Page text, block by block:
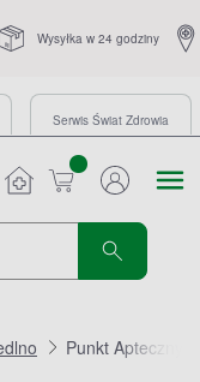
Wysyłka w 24 godziny
Serwis Świat Zdrowia
sztuk
Punkt Apteczny,